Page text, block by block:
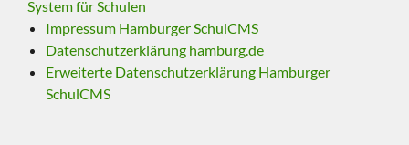
System für Schulen
Impressum Hamburger SchulCMS
Datenschutzerklärung hamburg.de
Erweiterte Datenschutzerklärung Hamburger
SchulCMS